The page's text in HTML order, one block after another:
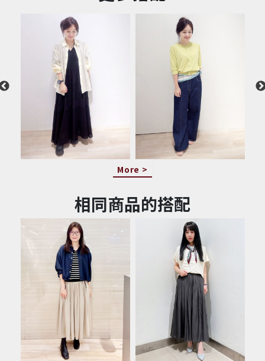
More >
相同商品的搭配